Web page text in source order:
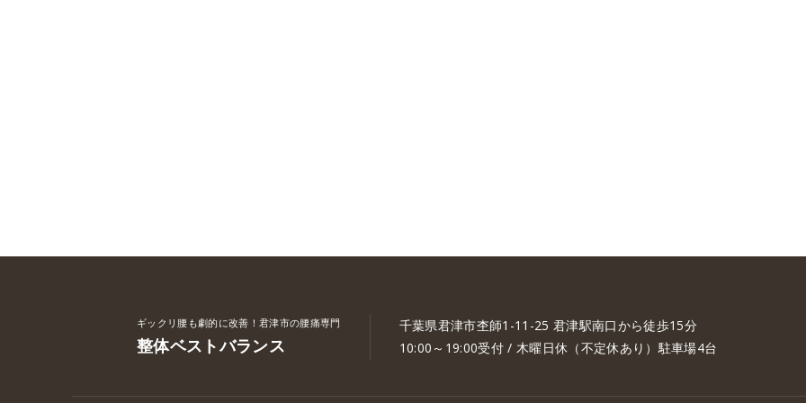
ギックリ腰も劇的に改善！君津市の腰痛専門
整体ベストバランス
千葉県君津市杢師1-11-25 君津駅南口から徒歩15分
10:00～19:00受付 / 木曜日休（不定休あり）駐車場4台